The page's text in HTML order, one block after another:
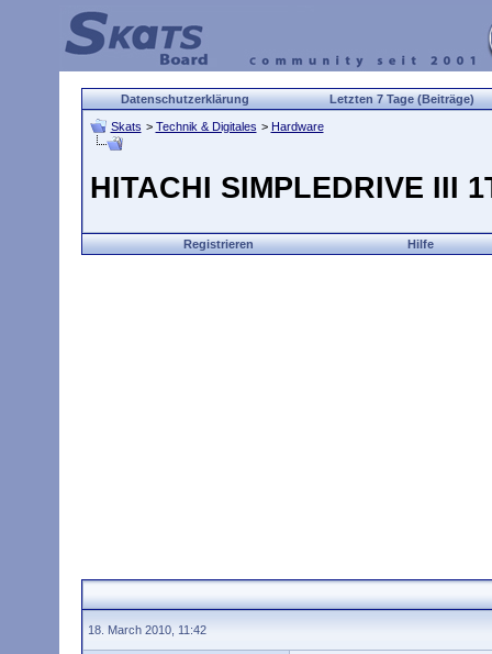
Datenschutzerklärung Letzten 7 Tage (Beiträge)
Skats > Technik & Digitales > Hardware
HITACHI SIMPLEDRIVE III
Registrieren Hilfe
18. March 2010, 11:42